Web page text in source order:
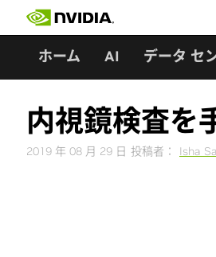
ホーム AI データ セ
内視鏡検査を
2019 年 08 月 29 日 投稿者： Isha